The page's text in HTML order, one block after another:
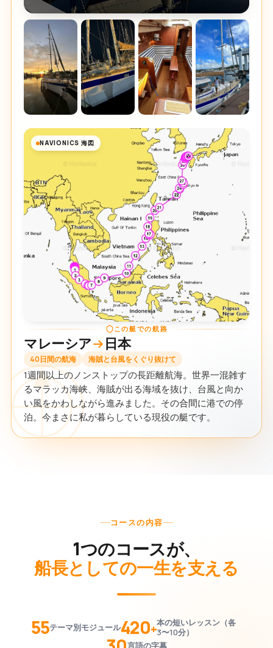
NAVIONICS 海図
この艇での航路
マレーシア 日本
40日間の航海 海賊と台風をくぐり抜けて
1週間以上のノンストップの長距離航海。世界一混雑す
るマラッカ海峡、海賊が出る海域を抜け、台風と向か
い風をかわしながら進みました。その合間に港での停
泊。今まさに私が暮らしている現役の艇です。
コースの内容
1つのコースが、
船長としての一生を支える
55テーマ別モジュール420+本の短いレッスン（各
3〜10分）
言語の字幕